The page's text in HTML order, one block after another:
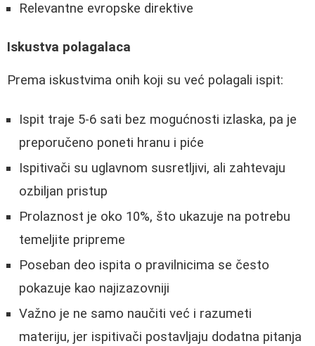
Relevantne evropske direktive
Iskustva polagalaca
Prema iskustvima onih koji su već polagali ispit:
Ispit traje 5-6 sati bez mogućnosti izlaska, pa je
preporučeno poneti hranu i piće
Ispitivači su uglavnom susretljivi, ali zahtevaju
ozbiljan pristup
Prolaznost je oko 10%, što ukazuje na potrebu
temeljite pripreme
Poseban deo ispita o pravilnicima se često
pokazuje kao najizazovniji
Važno je ne samo naučiti već i razumeti
materiju, jer ispitivači postavljaju dodatna pitanja